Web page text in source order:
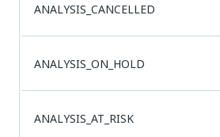
ANALYSIS_CANCELLED
ANALYSIS_ON_HOLD
ANALYSIS_AT_RISK